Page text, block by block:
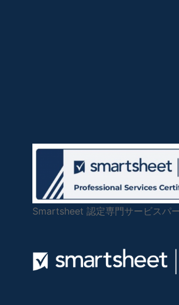
Smartsheet 認定専門サービスパ